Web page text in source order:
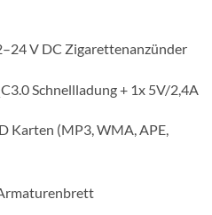
V DC Zigarettenanzünder
Schnellladung + 1x 5V/2,4A
Karten (MP3, WMA, APE,